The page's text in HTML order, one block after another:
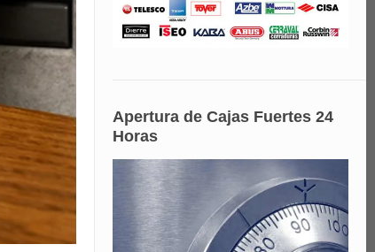
Apertura de Cajas Fuertes 24
Horas